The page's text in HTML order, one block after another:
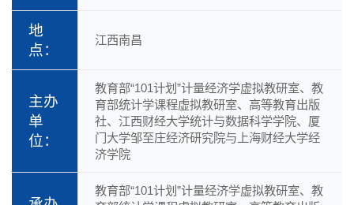
地
点：
江西南昌
主办
单
位：
教育部“101计划”计量经济学虚拟教研室、教
育部统计学课程虚拟教研室、高等教育出版
社、江西财经大学统计与数据科学学院、厦
门大学邹至庄经济研究院与上海财经大学经
济学院
教育部“101计划”计量经济学虚拟教研室、教